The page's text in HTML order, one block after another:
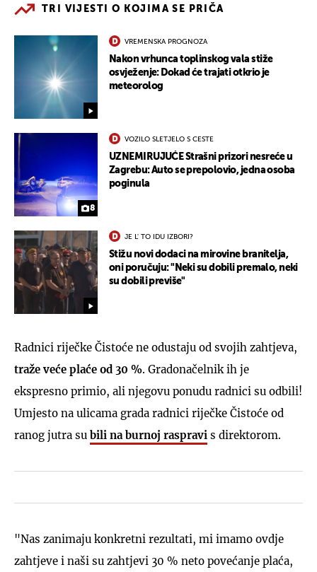
TRI VIJESTI O KOJIMA SE PRIČA
VREMENSKA PROGNOZA
Nakon vrhunca toplinskog vala stiže
osvježenje: Dokad će trajati otkrio je
meteorolog
8
VOZILO SLETJELO S CESTE
UZNEMIRUJUĆE Strašni prizori nesreće u
Zagrebu: Auto se prepolovio, jedna osoba
poginula
JE L' TO IDU IZBORI?
Stižu novi dodaci na mirovine branitelja,
oni poručuju: "Neki su dobili premalo, neki
su dobili previše"
Radnici riječke Čistoće ne odustaju od svojih zahtjeva,
traže veće plaće od 30 %. Gradonačelnik ih je
ekspresno primio, ali njegovu ponudu radnici su odbili!
Umjesto na ulicama grada radnici riječke Čistoće od
ranog jutra su bili na burnoj raspravi s direktorom.
"Nas zanimaju konkretni rezultati, mi imamo ovdje
zahtjeve i naši su zahtjevi 30 % neto povećanje plaća,